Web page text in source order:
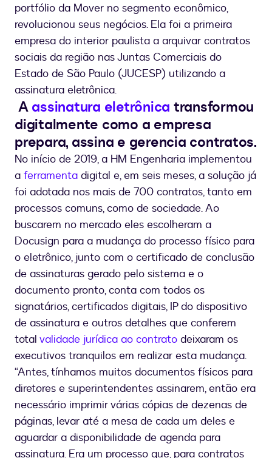
portfólio da Mover no segmento econômico,
revolucionou seus negócios. Ela foi a primeira
empresa do interior paulista a arquivar contratos
sociais da região nas Juntas Comerciais do
Estado de São Paulo (JUCESP) utilizando a
assinatura eletrônica.
Aassinatura eletrônica transformou
digitalmente como a empresa
prepara, assina e gerencia contratos.
No início de 2019, a HM Engenharia implementou
a ferramenta digital e, em seis meses, a solução já
foi adotada nos mais de 700 contratos, tanto em
processos comuns, como de sociedade. Ao
buscarem no mercado eles escolheram a
Docusign para a mudança do processo físico para
o eletrônico, junto com o certificado de conclusão
de assinaturas gerado pelo sistema e o
documento pronto, conta com todos os
signatários, certificados digitais, IP do dispositivo
de assinatura e outros detalhes que conferem
total validade jurídica ao contrato deixaram os
executivos tranquilos em realizar esta mudança.
“Antes, tínhamos muitos documentos físicos para
diretores e superintendentes assinarem, então era
necessário imprimir várias cópias de dezenas de
páginas, levar até a mesa de cada um deles e
aguardar a disponibilidade de agenda para
assinatura. Era um processo que, para contratos